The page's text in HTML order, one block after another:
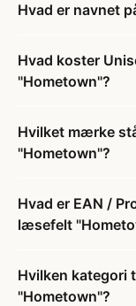
Hvad er navnet
Hvad koster
"Hometown"?
Hvilket mærke
"Hometown"?
Hvad er EAN /
læsefelt
Hvilken kategori
"Hometown"?